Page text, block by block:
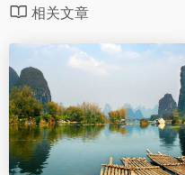
相关文章